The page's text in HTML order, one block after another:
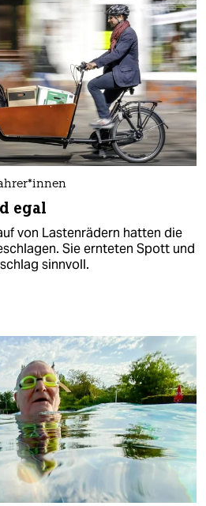
egal
von Lastenrädern hatten die
Sie ernteten Spott und
sinnvoll.